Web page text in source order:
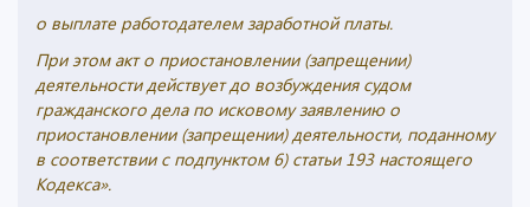
о выплате работодателем заработной платы.
При этом акт о приостановлении (запрещении)
деятельности действует до возбуждения судом
гражданского дела по исковому заявлению о
приостановлении (запрещении) деятельности, поданному
в соответствии с подпунктом 6) статьи 193 настоящего
Кодекса».